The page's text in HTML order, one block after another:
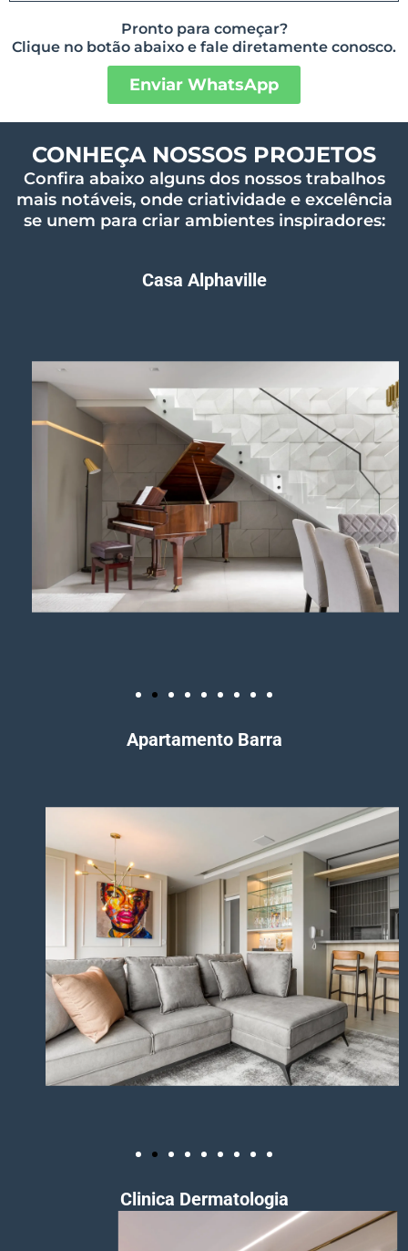
Pronto para começar?
Clique no botão abaixo e fale diretamente conosco.
Enviar WhatsApp
CONHEÇA NOSSOS PROJETOS
Confira abaixo alguns dos nossos trabalhos
mais notáveis, onde criatividade e excelência
se unem para criar ambientes inspiradores:
Casa Alphaville
Apartamento Barra
Clinica Dermatologia